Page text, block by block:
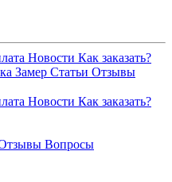
Новости Как заказать?
Замер Статьи Отзывы
Новости Как заказать?
Вопросы